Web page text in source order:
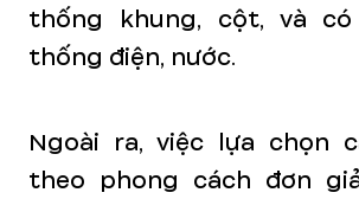
thống khung, cột, và
thống điện, nước.
Ngoài ra, việc lựa chọn
theo phong cách đơn